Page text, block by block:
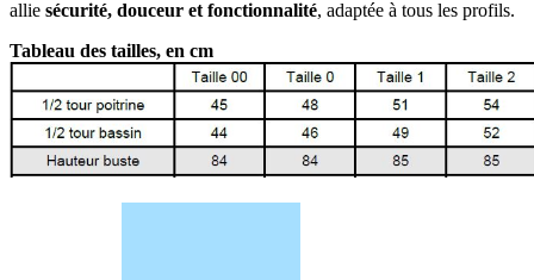
allie sécurité, douceur et fonctionnalité, adaptée à tous les profils.
Tableau des tailles, en cm